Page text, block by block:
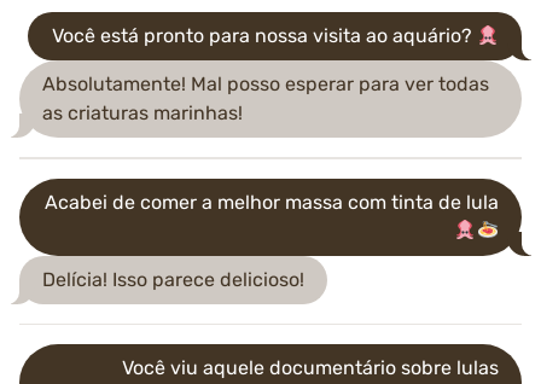
Você está pronto para nossa visita ao aquário?
Absolutamente! Mal posso esperar para ver todas
as criaturas marinhas!
Acabei de comer a melhor massa com tinta de lula
Delícia! Isso parece delicioso!
Você viu aquele documentário sobre lulas